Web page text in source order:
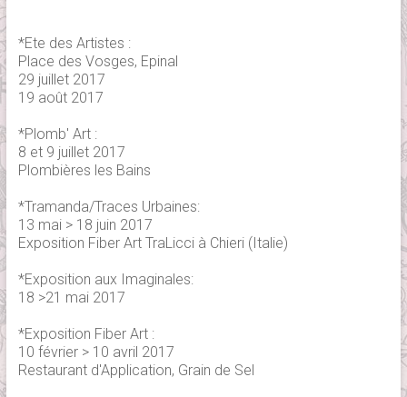
*Ete des Artistes :
Place des Vosges, Epinal
29 juillet 2017
19 août 2017
*Plomb' Art :
8 et 9 juillet 2017
Plombières les Bains
*Tramanda/Traces Urbaines:
13 mai > 18 juin 2017
Exposition Fiber Art TraLicci à Chieri (Italie)
*Exposition aux Imaginales:
18 >21 mai 2017
*Exposition Fiber Art :
10 février > 10 avril 2017
Restaurant d'Application, Grain de Sel